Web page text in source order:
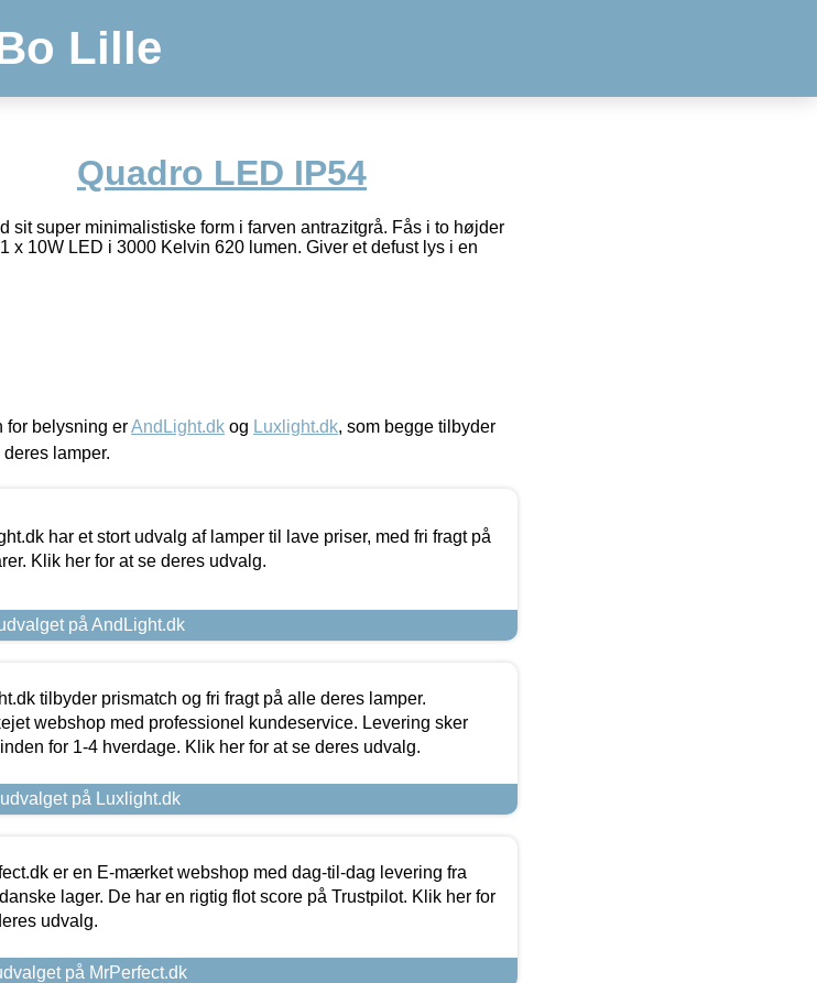
Lille
Quadro LED IP54
sit super minimalistiske form i farven antrazitgrå. Fås i to højder
x 10W LED i 3000 Kelvin 620 lumen. Giver et defust lys i en
for belysning erAndLight.dk og Luxlight.dk, som begge tilbyder
lamper.
har et stort udvalg af lamper til lave priser, med fri fragt på
Klik her for at se deres udvalg.
på AndLight.dk
tilbyder prismatch og fri fragt på alle deres lamper.
webshop med professionel kundeservice. Levering sker
for 1-4 hverdage. Klik her for at se deres udvalg.
på Luxlight.dk
er en E-mærket webshop med dag-til-dag levering fra
lager. De har en rigtig flot score på Trustpilot. Klik her for
udvalg.
på MrPerfect.dk